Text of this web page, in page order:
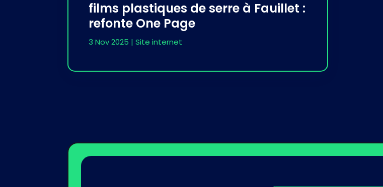
films plastiques de serre à Fauillet :
refonte One Page
3 Nov 2025 |Site internet